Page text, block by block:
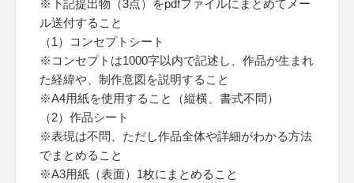
※下記提出物（3点）をpdfファイルにまとめてメー
ル送付すること
（1）コンセプトシート
※コンセプトは1000字以内で記述し、作品が生まれ
た経緯や、制作意図を説明すること
※A4用紙を使用すること（縦横、書式不問）
（2）作品シート
※表現は不問、ただし作品全体や詳細がわかる方法
でまとめること
※A3用紙（表面）1枚にまとめること